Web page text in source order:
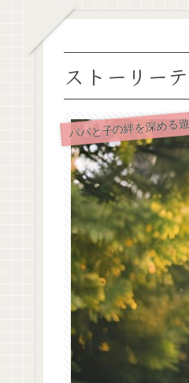
ストーリー
パパと子の絆を深める